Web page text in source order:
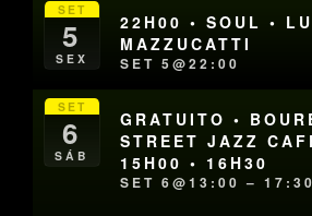
SET
5
SEX
22H00 • SOUL •
MAZZUCATTI
SET 5@22:00
SET
6
SÁB
GRATUITO •
STREET JAZZ
15H00 • 16H30
SET 6@13:00 – 17:30